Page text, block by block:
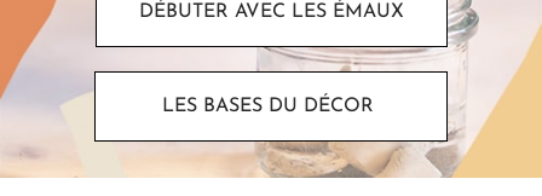
DÉBUTER AVEC LES ÉMAUX
LES BASES DU DÉCOR